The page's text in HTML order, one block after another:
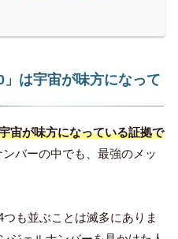
は宇宙が味方になって
宙が味方になっている証拠で
バーの中でも、最強のメッ
も並ぶことは滅多にありま